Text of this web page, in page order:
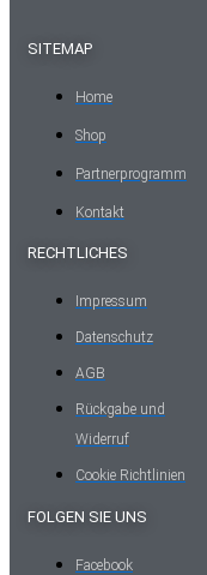
SITEMAP
Home
Shop
Partnerprogramm
Kontakt
RECHTLICHES
Impressum
Datenschutz
AGB
Rückgabe und
Widerruf
Cookie Richtlinien
FOLGEN SIE UNS
Facebook